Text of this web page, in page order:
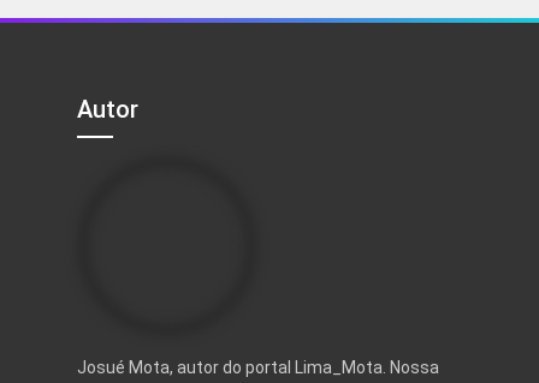
Autor
Josué Mota, autor do portal Lima_Mota. Nossa